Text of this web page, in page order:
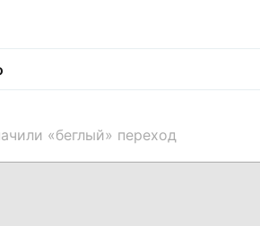
«беглый» переход